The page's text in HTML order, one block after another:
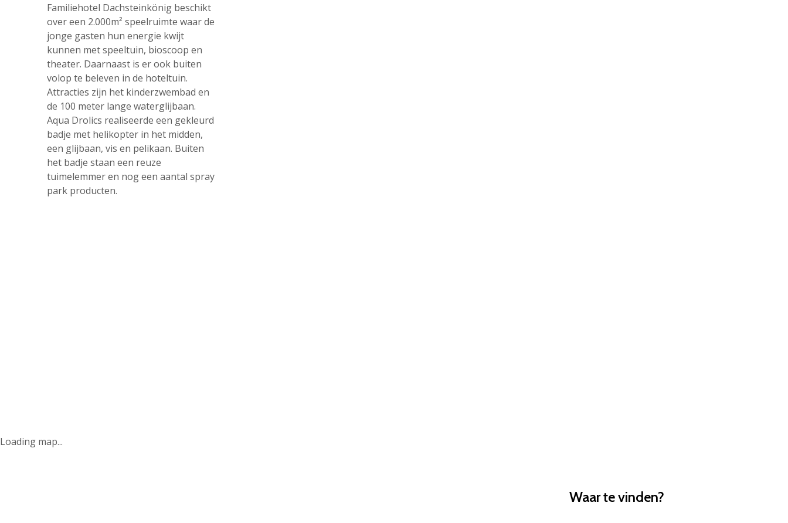
Familiehotel Dachsteinkönig beschikt
over een 2.000m² speelruimte waar de
jonge gasten hun energie kwijt
kunnen met speeltuin, bioscoop en
theater. Daarnaast is er ook buiten
volop te beleven in de hoteltuin.
Attracties zijn het kinderzwembad en
de 100 meter lange waterglijbaan.
Aqua Drolics realiseerde een gekleurd
badje met helikopter in het midden,
een glijbaan, vis en pelikaan. Buiten
het badje staan een reuze
tuimelemmer en nog een aantal spray
park producten.
Waar te vinden?
Loading map...